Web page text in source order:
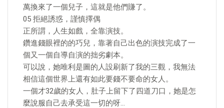
萬換來了一個兒子，這就是他們賺了。
05 拒絕誘惑，謹慎擇偶
正所謂，人生如戲，全靠演技。
鑽進錢眼裡的的巧兒，靠著自己出色的演技完成了一
個又一個自導自演的拙劣劇本。
可以說，她唯利是圖的人設刷新了我的三觀，我無法
相信這個世界上還有如此要錢不要命的女人。
一個才32歲的女人，肚子上留下了四道刀口，她是怎
麼說服自己去承受這一切的呀…